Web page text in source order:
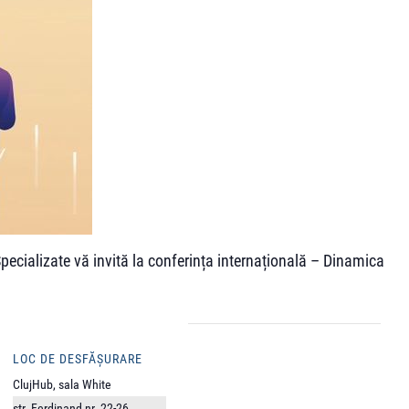
vă invită la conferința internațională – Dinamica
LOC DE DESFĂȘURARE
ClujHub, sala White